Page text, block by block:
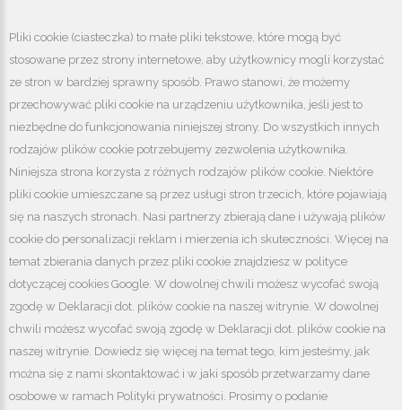
Pliki cookie (ciasteczka) to małe pliki tekstowe, które mogą być
stosowane przez strony internetowe, aby użytkownicy mogli korzystać
ze stron w bardziej sprawny sposób. Prawo stanowi, że możemy
przechowywać pliki cookie na urządzeniu użytkownika, jeśli jest to
niezbędne do funkcjonowania niniejszej strony. Do wszystkich innych
rodzajów plików cookie potrzebujemy zezwolenia użytkownika.
Niniejsza strona korzysta z różnych rodzajów plików cookie. Niektóre
pliki cookie umieszczane są przez usługi stron trzecich, które pojawiają
się na naszych stronach. Nasi partnerzy zbierają dane i używają plików
cookie do personalizacji reklam i mierzenia ich skuteczności. Więcej na
temat zbierania danych przez pliki cookie znajdziesz w polityce
dotyczącej cookies Google. W dowolnej chwili możesz wycofać swoją
zgodę w Deklaracji dot. plików cookie na naszej witrynie. W dowolnej
chwili możesz wycofać swoją zgodę w Deklaracji dot. plików cookie na
naszej witrynie. Dowiedz się więcej na temat tego, kim jesteśmy, jak
można się z nami skontaktować i w jaki sposób przetwarzamy dane
osobowe w ramach Polityki prywatności. Prosimy o podanie
WENTYLACJA